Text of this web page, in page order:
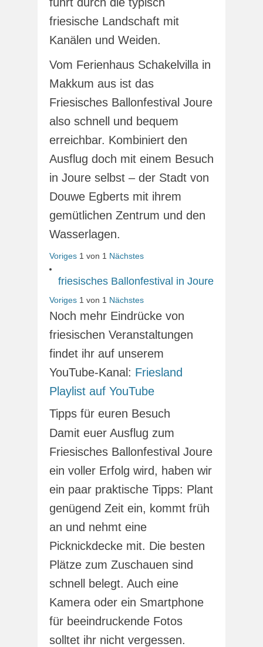
friesische Landschaft mit
Kanälen und Weiden.
Vom Ferienhaus Schakelvilla in
Makkum aus ist das
Friesisches Ballonfestival Joure
also schnell und bequem
erreichbar. Kombiniert den
Ausflug doch mit einem Besuch
in Joure selbst – der Stadt von
Douwe Egberts mit ihrem
gemütlichen Zentrum und den
Wasserlagen.
Voriges 1 von 1 Nächstes
friesisches Ballonfestival in Joure
Voriges 1 von 1 Nächstes
Noch mehr Eindrücke von
friesischen Veranstaltungen
findet ihr auf unserem
YouTube-Kanal: Friesland
Playlist auf YouTube
Tipps für euren Besuch
Damit euer Ausflug zum
Friesisches Ballonfestival Joure
ein voller Erfolg wird, haben wir
ein paar praktische Tipps: Plant
genügend Zeit ein, kommt früh
an und nehmt eine
Picknickdecke mit. Die besten
Plätze zum Zuschauen sind
schnell belegt. Auch eine
Kamera oder ein Smartphone
für beeindruckende Fotos
solltet ihr nicht vergessen.